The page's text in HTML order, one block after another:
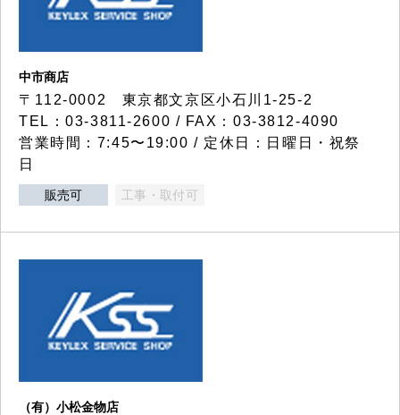
中市商店
〒112-0002 東京都文京区小石川1-25-2
TEL：03-3811-2600 / FAX：03-3812-4090
営業時間：7:45〜19:00 / 定休日：日曜日・祝祭
日
販売可 工事・取付可
（有）小松金物店